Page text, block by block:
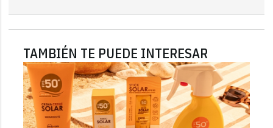
TAMBIÉN TE PUEDE INTERESAR